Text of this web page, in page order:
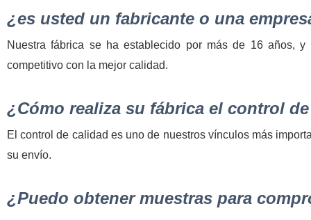
¿es usted un fabricante o una
Nuestra fábrica se ha establecido por más de 16 años,
competitivo con la mejor calidad.
¿Cómo realiza su fábrica el control
El control de calidad es uno de nuestros vínculos más
su envío.
¿Puedo obtener muestras para